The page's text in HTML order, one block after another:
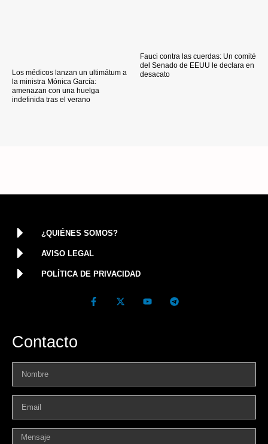
Los médicos lanzan un ultimátum a
la ministra Mónica García:
amenazan con una huelga
indefinida tras el verano
Fauci contra las cuerdas: Un comité
del Senado de EEUU le declara en
desacato
¿QUIÉNES SOMOS?
AVISO LEGAL
POLÍTICA DE PRIVACIDAD
Contacto